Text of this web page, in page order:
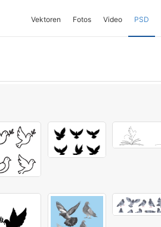
Vektoren Fotos Video PSD